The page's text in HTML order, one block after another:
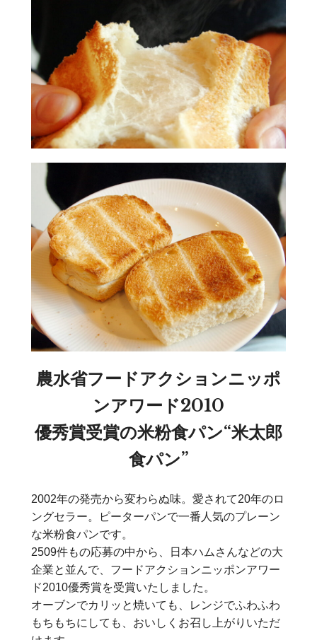
農水省フードアクションニッポ
ンアワード2010
優秀賞受賞の米粉食パン“米太郎
食パン”
2002年の発売から変わらぬ味。愛されて20年のロ
ングセラー。ピーターパンで一番人気のプレーン
な米粉食パンです。
2509件もの応募の中から、日本ハムさんなどの大
企業と並んで、フードアクションニッポンアワー
ド2010優秀賞を受賞いたしました。
オーブンでカリッと焼いても、レンジでふわふわ
もちもちにしても、おいしくお召し上がりいただ